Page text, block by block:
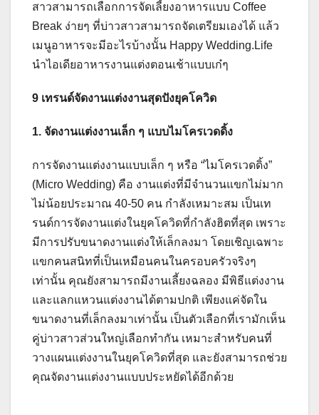
สาวสามารถเลือกการจัดเลี้ยงอาหารแบบ Coffee
Break ง่ายๆ ที่บ่าวสาวสามารถจัดเตรียมเองได้ แล้ว
เมนูอาหารจะมีอะไรบ้างนั้น Happy Wedding.Life
นำไอเดียอาหารงานแต่งตอนเช้าแบบเก๋ๆ
9 เทรนด์จัดงานแต่งงานสุดปังยุคโควิด
1. จัดงานแต่งงานเล็ก ๆ แบบไมโครเวดดิ้ง
การจัดงานแต่งงานแบบเล็ก ๆ หรือ “ไมโครเวดดิ้ง”
(Micro Wedding) คือ งานแต่งที่มีจำนวนแขกไม่มาก
ไม่น้อยประมาณ 40-50 คน กำลังเหมาะสม เป็นเท
รนด์การจัดงานแต่งในยุคโควิดที่กำลังฮิตที่สุด เพราะ
มีการปรับขนาดงานแต่งให้เล็กลงมา โดยเชิญเฉพาะ
แขกคนสนิทที่เป็นเหมือนคนในครอบครัวจริงๆ
เท่านั้น คุณยังสามารถมีงานเลี้ยงฉลอง มีพิธีแต่งงาน
และแลกแหวนแต่งงานได้ตามปกติ เพียงแค่จัดใน
ขนาดงานที่เล็กลงมาเท่านั้น เป็นตัวเลือกที่เรามักเห็น
คู่บ่าวสาวส่วนใหญ่เลือกทำกัน เหมาะสำหรับคนที่
วางแผนแต่งงานในยุคโควิดที่สุด และยังสามารถช่วย
คุณจัดงานแต่งงานแบบประหยัดได้อีกด้วย